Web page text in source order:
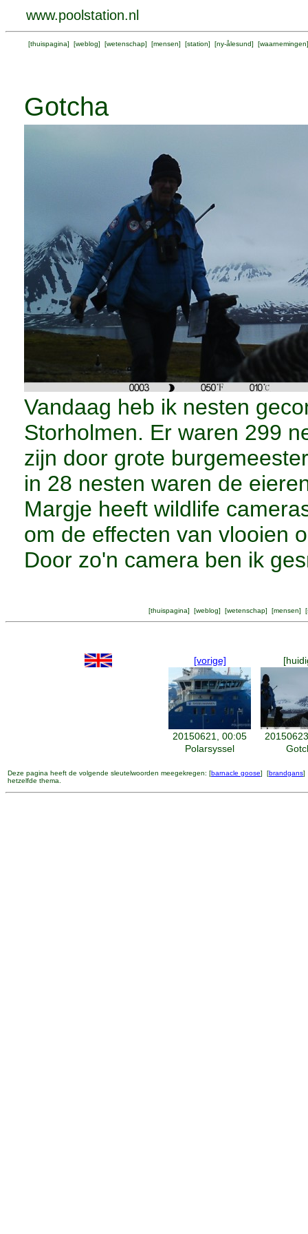
www.poolstation.nl
[thuispagina] [weblog] [wetenschap] [mensen] [station] [ny-ålesund] [waarnemingen
Gotcha
Vandaag heb ik nesten
Storholmen. Er waren 299
zijn door grote
in 28 nesten waren de
Margje heeft wildlife
om de effecten van vlooien
Door zo'n camera ben ik
[thuispagina] [weblog] [wetenschap] [mensen] [
[vorige]
20150621, 00:05
Polarsyssel
Deze pagina heeft de volgende sleutelwoorden meegekregen: [barnacle goose] [brandgans]
hetzelfde thema.